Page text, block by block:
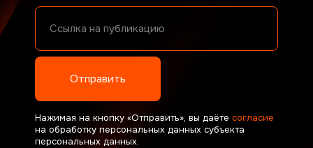
Отправить
Нажимая на кнопку «Отправить», вы даёте согласие
на обработку персональных данных субъекта
персональных данных.